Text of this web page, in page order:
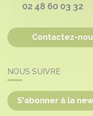
02 48 60 03 32
Contactez-
NOUS SUIVRE
S'abonner à la